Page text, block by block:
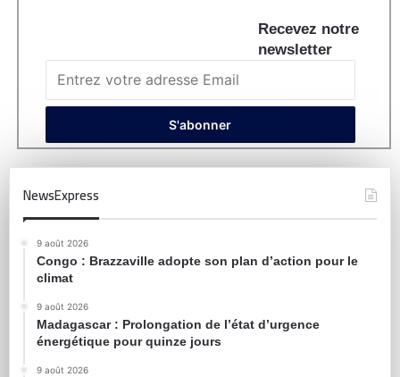
Recevez notre
newsletter
NewsExpress
9 août 2026
Congo : Brazzaville adopte son plan d’action pour le
climat
9 août 2026
Madagascar : Prolongation de l’état d’urgence
énergétique pour quinze jours
9 août 2026